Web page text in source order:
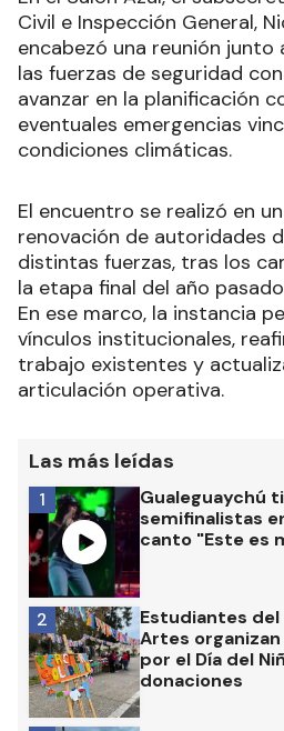
Civil e Inspección General,
encabezó una reunión
las fuerzas de seguridad
avanzar en la planificación
eventuales emergencias
condiciones climáticas.
El encuentro se realizó en
renovación de autoridades
distintas fuerzas, tras los
la etapa final del año
En ese marco, la instancia
vínculos institucionales,
trabajo existentes y
articulación operativa.
Las más leídas
Gualeguaychú
semifinalistas
canto "Este es
1
Estudiantes
Artes
por el Día del
donaciones
2